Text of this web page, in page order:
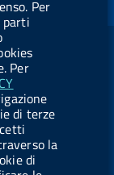
Per
parti
Per
di terze
la
di